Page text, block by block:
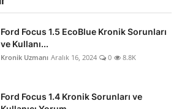
Ford Focus 1.5 EcoBlue Kronik Sorunları
ve Kullanı...
Kronik Uzmanı Aralık 16, 2024 0 8.8K
Ford Focus 1.4 Kronik Sorunları ve